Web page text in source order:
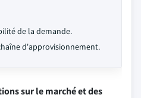
de la demande.
d'approvisionnement.
sur le marché et des